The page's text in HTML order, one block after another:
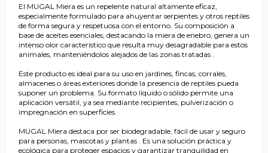
El MUGAL Miera es un repelente natural altamente eficaz,
especialmente formulado para ahuyentar serpientes y otros reptiles
de forma segura y respetuosa con el entorno. Su composición a
base de aceites esenciales, destacando la miera de enebro, genera un
intenso olor característico que resulta muy desagradable para estos
animales, manteniéndolos alejados de las zonas tratadas .
Este producto es ideal para su uso en jardines, fincas, corrales,
almacenes o áreas exteriores donde la presencia de reptiles pueda
suponer un problema. Su formato líquido o sólido permite una
aplicación versátil, ya sea mediante recipientes, pulverización o
impregnación en superficies.
MUGAL Miera destaca por ser biodegradable, fácil de usar y seguro
para personas, mascotas y plantas . Es una solución práctica y
ecológica para proteger espacios y garantizar tranquilidad en